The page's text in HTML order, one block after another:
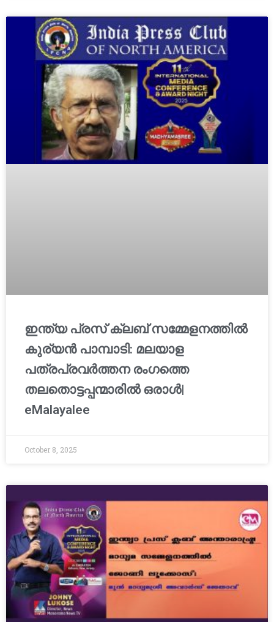
ഇന്ത്യ പ്രസ് ക്ലബ് സമ്മേളനത്തിൽ
കുര്യൻ പാമ്പാടി: മലയാള
പത്രപ്രവർത്തന രംഗത്തെ
തലതൊട്ടപ്പന്മാരിൽ ഒരാൾ|
eMalayalee
October 8, 2025